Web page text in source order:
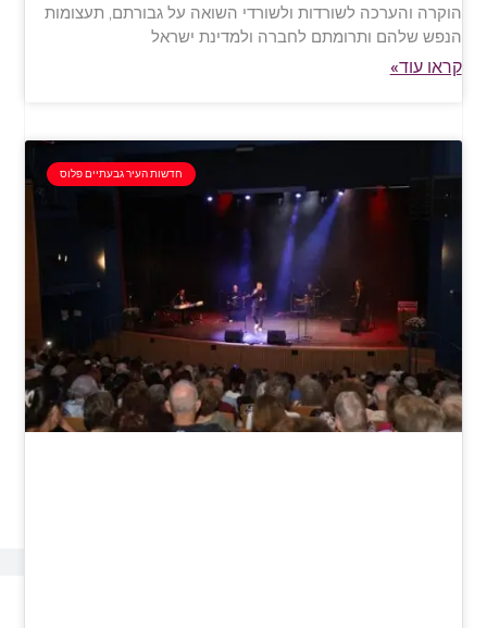
הוקרה והערכה לשורדות ולשורדי השואה על גבורתם, תעצומות
הנפש שלהם ותרומתם לחברה ולמדינת ישראל
קראו עוד»
חדשות העיר גבעתיים פלוס